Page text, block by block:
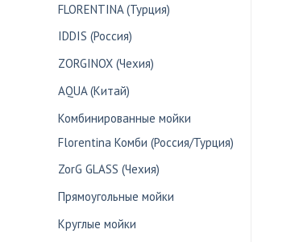
FLORENTINA (Турция)
IDDIS (Россия)
ZORGINOX (Чехия)
AQUA (Китай)
Комбинированные мойки
Florentina Комби (Россия/Турция)
ZorG GLASS (Чехия)
Прямоугольные мойки
Круглые мойки